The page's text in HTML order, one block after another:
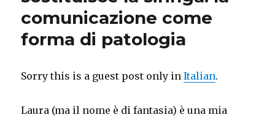
comunicazione come
forma di patologia
Sorry this is a guest post only inItalian.
Laura (ma il nome è di fantasia) è una mia